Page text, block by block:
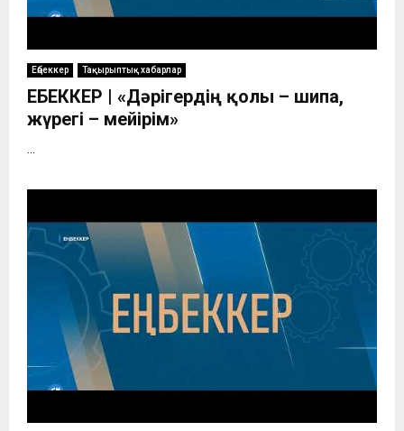
Еңбеккер Тақырыптық хабарлар
ЕҢБЕККЕР | «Дәрігердің қолы – шипа,
жүрегі – мейірім»
...